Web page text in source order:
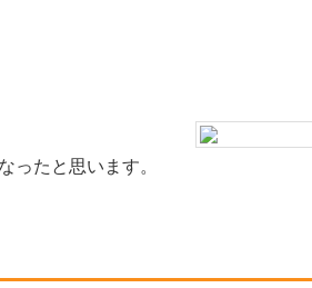
ったと思います。